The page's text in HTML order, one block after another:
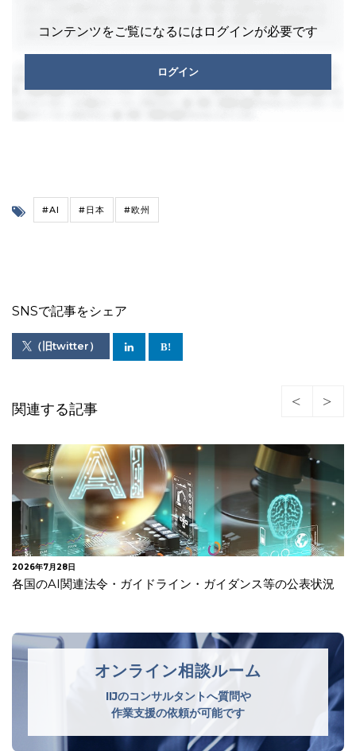
コンテンツをご覧になるにはログインが必要です
ログイン
#AI #日本 #欧州
SNSで記事をシェア
（旧twitter）
関連する記事
2026年7月28日
各国のAI関連法令・ガイドライン・ガイダンス等の公表状況
オンライン相談ルーム
IIJのコンサルタントへ質問や
作業支援の依頼が可能です